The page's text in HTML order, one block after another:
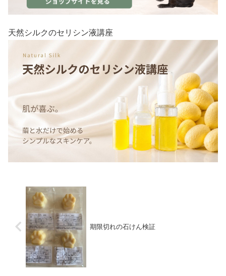
天然シルクのセリシン液講座
期限切れの石けん検証